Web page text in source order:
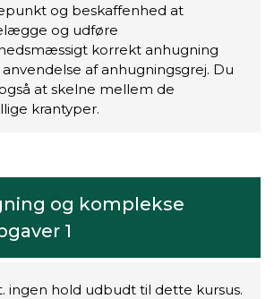
og beskaffenhed at
og udføre
korrekt anhugning
af anhugningsgrej. Du
at skelne mellem de
krantyper.
og komplekse
1
ingen hold udbudt til dette kursus.